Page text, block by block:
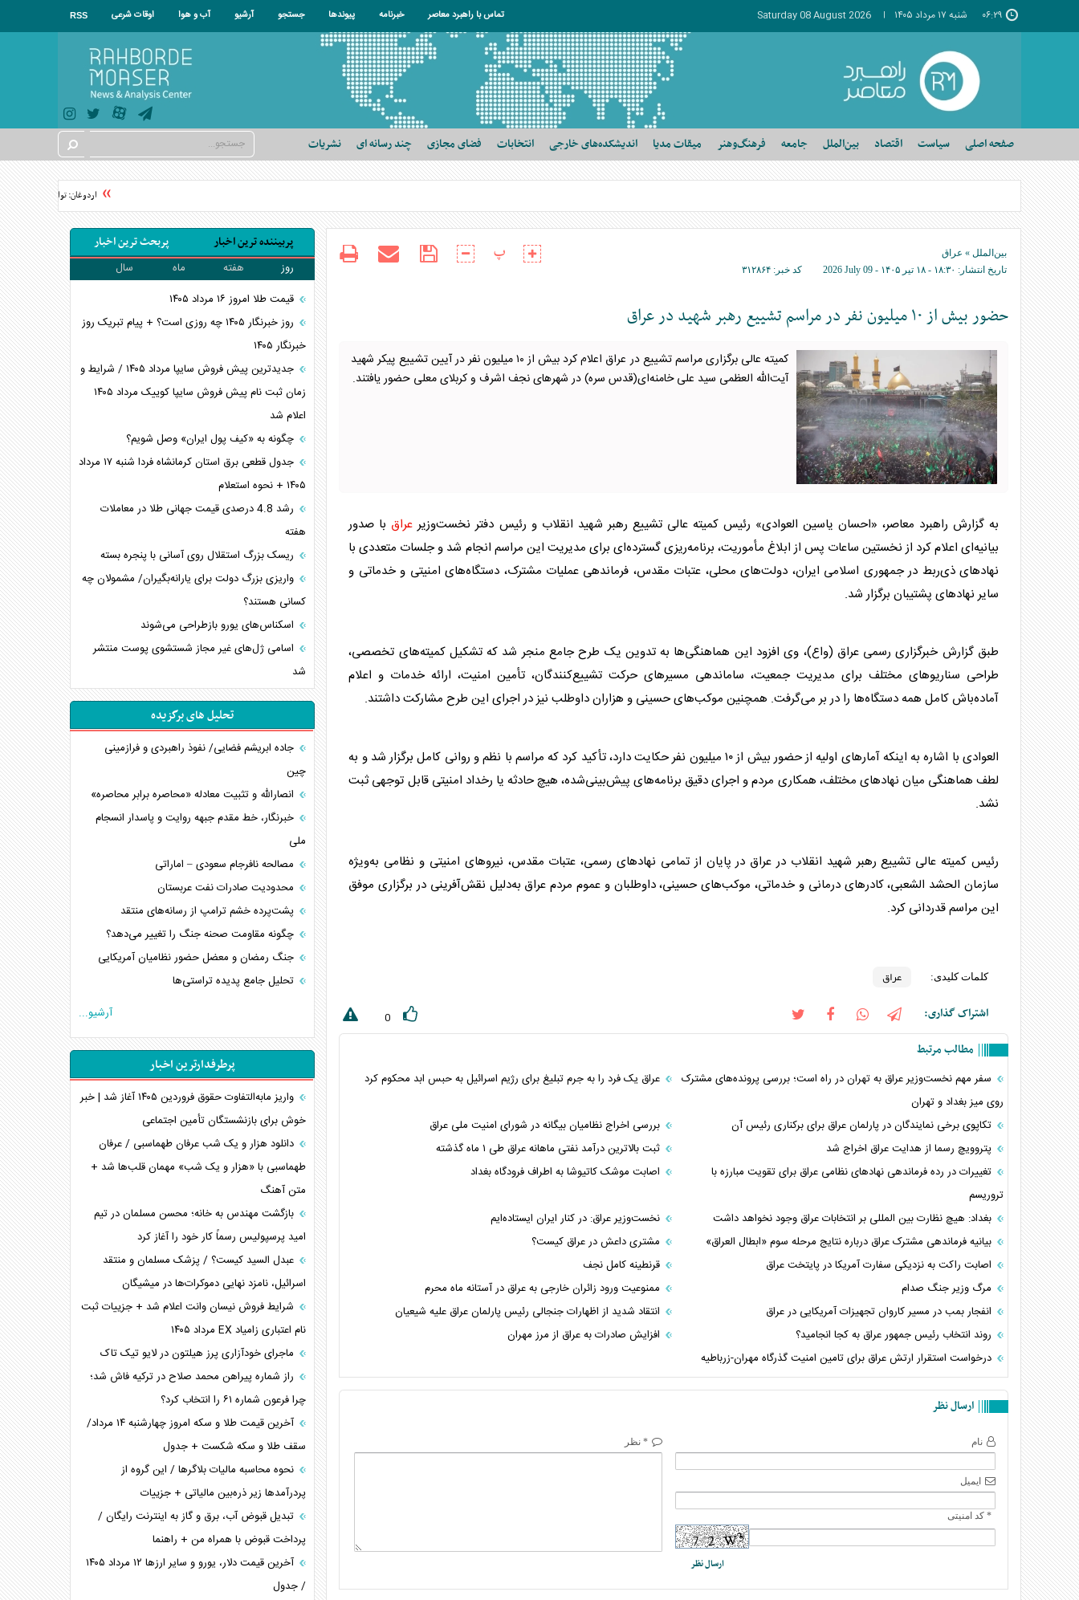
۰۶:۲۹ شنبه ۱۷ مرداد ۱۴۰۵ Saturday 08 August 2026 تماس با راهبرد معاصر خبرنامه پیوندها جستجو آرشیو آب و هوا اوقات شرعی RSS
صفحه اصلی سیاست اقتصاد بین‌الملل جامعه فرهنگ‌وهنر میقات مدیا اندیشکده‌های خارجی انتخابات فضای مجازی چند رسانه ای نشریات
اردوغان: توافق‌نامه مکه هیچ
بین‌الملل » عراق
تاریخ انتشار: ۱۸:۳۰ - ۱۸ تير ۱۴۰۵ - 2026 July 09 کد خبر: ۳۱۲۸۶۴
پ
حضور بیش از ۱۰ میلیون نفر در مراسم تشییع رهبر شهید در عراق
کمیته عالی برگزاری مراسم تشییع در عراق اعلام کرد بیش از ۱۰ میلیون نفر در آیین تشییع پیکر شهید
آیت‌الله العظمی سید علی خامنه‌ای(قدس سره) در شهرهای نجف اشرف و کربلای معلی حضور یافتند.
به گزارش راهبرد معاصر، «احسان یاسین العوادی» رئیس کمیته عالی تشییع رهبر شهید انقلاب و رئیس دفتر نخست‌وزیر عراق با صدور
بیانیه‌ای اعلام کرد از نخستین ساعات پس از ابلاغ مأموریت، برنامه‌ریزی گسترده‌ای برای مدیریت این مراسم انجام شد و جلسات متعددی با
نهادهای ذی‌ربط در جمهوری اسلامی ایران، دولت‌های محلی، عتبات مقدس، فرماندهی عملیات مشترک، دستگاه‌های امنیتی و خدماتی و
سایر نهادهای پشتیبان برگزار شد.
طبق گزارش خبرگزاری رسمیعراق (واع)، وی افزود این هماهنگی‌ها به تدوین یک طرح جامع منجر شد که تشکیل کمیته‌های تخصصی،
طراحی سناریوهای مختلف برای مدیریت جمعیت، ساماندهی مسیرهای حرکت تشییع‌کنندگان، تأمین امنیت، ارائه خدمات و اعلام
آماده‌باش کامل همه دستگاه‌ها را در بر می‌گرفت. همچنین موکب‌های حسینی و هزاران داوطلب نیز در اجرای این طرح مشارکت داشتند.
العوادی با اشاره به اینکه آمارهای اولیه از حضور بیش از ۱۰ میلیون نفر حکایت دارد، تأکید کرد که مراسم با نظم و روانی کامل برگزار شد و به
لطف هماهنگی میان نهادهای مختلف، همکاری مردم و اجرای دقیق برنامه‌های پیش‌بینی‌شده، هیچ حادثه یا رخداد امنیتی قابل توجهی ثبت
نشد.
رئیس کمیته عالی تشییع رهبر شهید انقلاب در عراق در پایان از تمامی نهادهای رسمی، عتبات مقدس، نیروهای امنیتی و نظامی به‌ویژه
سازمان الحشد الشعبی، کادرهای درمانی و خدماتی، موکب‌های حسینی، داوطلبان و عموم مردم عراق به‌دلیل نقش‌آفرینی در برگزاری موفق
این مراسم قدردانی کرد.
کلمات کلیدی: عراق
اشتراک گذاری: 0
مطالب مرتبط
سفر مهم نخست‌وزیر عراق به تهران در راه است؛ بررسی پرونده‌های مشترک
روی میز بغداد و تهران
عراق یک فرد را به جرم تبلیغ برای رژیم اسرائیل به حبس ابد محکوم کرد
تکاپوی برخی نمایندگان در پارلمان عراق برای برکناری رئیس آن
بررسی اخراج نظامیان بیگانه در شورای امنیت ملی عراق
پتروویچ رسما از هدایت عراق اخراج شد
ثبت بالاترین درآمد نفتی ماهانه عراق طی ۱ ماه گذشته
تغییرات در رده فرماندهی نهادهای نظامی عراق برای تقویت مبارزه با
تروریسم
اصابت موشک کاتیوشا به اطراف فرودگاه بغداد
بغداد: هیچ نظارت بین المللی بر انتخابات عراق وجود نخواهد داشت
نخست‌وزیر عراق: در کنار ایران ایستاده‌ایم
بیانیه فرماندهی مشترک عراق درباره نتایج مرحله سوم «ابطال العراق»
مشتری داعش در عراق کیست؟
اصابت راکت به نزدیکی سفارت آمریکا در پایتخت عراق
قرنطینه کامل نجف
مرگ وزیر جنگ صدام
ممنوعیت ورود زائران خارجی به عراق در آستانه ماه محرم
انفجار بمب در مسیر کاروان تجهیزات آمریکایی در عراق
انتقاد شدید از اظهارات جنجالی رئیس پارلمان عراق علیه شیعیان
روند انتخاب رئیس جمهور عراق به کجا انجامید؟
افزایش صادرات به عراق از مرز مهران
درخواست استقرار ارتش عراق برای تامین امنیت گذرگاه مهران-زرباطیه
ارسال نظر
نام
ایمیل
* کد امنیتی
* نظر
پربیننده ترین اخبار پربحث ترین اخبار
روز هفته ماه
سال
قیمت طلا امروز ۱۶ مرداد ۱۴۰۵
روز خبرنگار ۱۴۰۵ چه روزی است؟ + پیام تبریک روز
خبرنگار ۱۴۰۵
جدیدترین پیش فروش سایپا مرداد ۱۴۰۵ / شرایط و
زمان ثبت نام پیش فروش سایپا کوییک مرداد ۱۴۰۵
اعلام شد
چگونه به «کیف پول ایران» وصل شویم؟
جدول قطعی برق استان کرمانشاه فردا شنبه ۱۷ مرداد
۱۴۰۵ + نحوه استعلام
رشد 4.8 درصدی قیمت جهانی طلا در معاملات
هفته
ریسک بزرگ استقلال روی آسانی با پنجره بسته
واریزی بزرگ دولت برای یارانه‌بگیران/ مشمولان چه
کسانی هستند؟
اسکناس‌های یورو بازطراحی می‌شوند
اسامی ژل‌های غیر مجاز شستشوی پوست منتشر
شد
تحلیل های برگزیده
جاده ابریشم فضایی/ نفوذ راهبردی و فرازمینی
چین
انصارالله و تثبیت معادله «محاصره برابر محاصره»
خبرنگار، خط مقدم جبهه روایت و پاسدار انسجام
ملی
مصالحه نافرجام سعودی – اماراتی
محدودیت صادرات نفت عربستان
پشت‌پرده خشم ترامپ از رسانه‌های منتقد
چگونه مقاومت صحنه جنگ را تغییر می‌دهد؟
جنگ رمضان و معضل حضور نظامیان آمریکایی
تحلیل جامع پدیده تراستی‌ها
غرب
اربعین، کابوس مشترک تل‌آویو-واشنگتن
برنامه هفتم توسعه در نقطه کور سیاستگذاری
کنوانسیون دریای خزر در راستای منافع ملی است؟
اوکراین بازوی مخرب آمریکا در غرب آسیا
اهمیت راهبردی اردن برای آمریکا
پیام، ظرفیت بالفعل‌نشده تجارت ایران
همسویی عربستان با سنتکام علیه متحدان ایران
ترامپ و توهم خلع سلاح حماس
چرا کویت به دنبال شریک امنیتی جدید است؟
آرشیو...
پرطرفدارترین اخبار
واریز مابه‌التفاوت حقوق فروردین ۱۴۰۵ آغاز شد | خبر
خوش برای بازنشستگان تأمین اجتماعی
دانلود هزار و یک شب عرفان طهماسبی / عرفان
طهماسبی با «هزار و یک شب» مهمان قلب‌ها شد +
متن آهنگ
بازگشت مهندس به خانه؛ محسن مسلمان در تیم
امید پرسپولیس رسماً کار خود را آغاز کرد
عبدل السید کیست؟ / پزشک مسلمان و منتقد
اسرائیل، نامزد نهایی دموکرات‌ها در میشیگان
شرایط فروش نیسان وانت اعلام شد + جزییات ثبت
نام اعتباری زامیاد EX مرداد ۱۴۰۵
ماجرای خودآزاری پرز هیلتون در لایو تیک تاک
راز شماره پیراهن محمد صلاح در ترکیه فاش شد؛
چرا فرعون شماره ۶۱ را انتخاب کرد؟
آخرین قیمت طلا و سکه امروز چهارشنبه ۱۴ مرداد/
سقف طلا و سکه شکست + جدول
نحوه محاسبه مالیات بلاگر‌ها / این گروه از
پردرآمد‌ها زیر ذره‌بین مالیاتی + جزییات
تبدیل قبوض آب، برق و گاز به اینترنت رایگان /
پرداخت قبوض با همراه من + راهنما
آخرین قیمت دلار، یورو و سایر ارز‌ها ۱۲ مرداد ۱۴۰۵
/ جدول